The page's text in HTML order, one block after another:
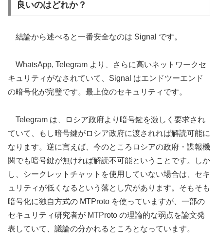
良いのはどれか？
結論から述べると一番安全なのは Signal です。
WhatsApp, Telegram より、さらに高いネットワークセ
キュリティがなされていて、Signal はエンドツーエンド
の暗号化が完璧です。最上位のセキュリティです。
Telegram は、ロシア政府より暗号鍵を激しく要求され
ていて、もし暗号鍵がロシア政府に渡されれば解読可能に
なります。逆に言えば、今のところロシアの政府・諜報機
関でも暗号鍵が無ければ解読不可能ということです。しか
し、シークレットチャットを使用していない場合は、セキ
ュリティが低くなるという落とし穴があります。そもそも
暗号化に独自方式の MTProto を使っていますが、一部の
セキュリティ研究者が MTProto の理論的な弱点を論文発
表していて、議論の分かれるところとなっています。